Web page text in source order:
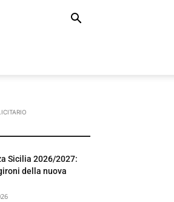
Sicilia 2026/2027:
della nuova